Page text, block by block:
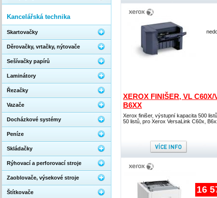
XEROX FINIŠER, VL C60X/
B6XX
Xerox finišer, výstupní kapacita 500
50 listů, pro Xerox VersaLink C60x,
16
Kancelářská technika
Skartovačky
Děrovačky, vrtačky, nýtovače
Sešívačky papírů
Laminátory
Řezačky
Vazače
Docházkové systémy
Peníze
Skládačky
Rýhovací a perforovací stroje
Zaoblovače, výsekové stroje
Štítkovače